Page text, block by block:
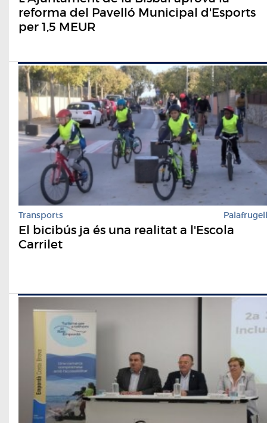
reforma del Pavelló Municipal d'Esports
per 1,5 MEUR
Transports Palafrugell
El bicibús ja és una realitat a l'Escola
Carrilet